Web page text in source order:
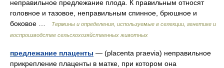
неправильное предлежание плода. К правильным относят
головное и тазовое, неправильным спинное, брюшное и
боковое …
Термины и определения, используемые в селекции, генетике и
воспроизводстве сельскохозяйственных животных
предлежание плаценты — (placenta praevia) неправильное
прикрепление плаценты в матке, при котором она